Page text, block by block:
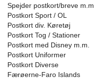
Spejder postkort/breve m.m.
Postkort Sport / OL
Postkort div. Køretøj
Postkort Tog / Stationer
Postkort med Disney m.m.
Postkort Uniformer
Postkort Diverse
Færøerne-Faro Islands